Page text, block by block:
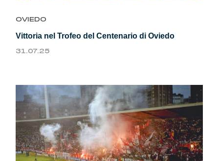
OVIEDO
Vittoria nel Trofeo del Centenario di Oviedo
31.07.25